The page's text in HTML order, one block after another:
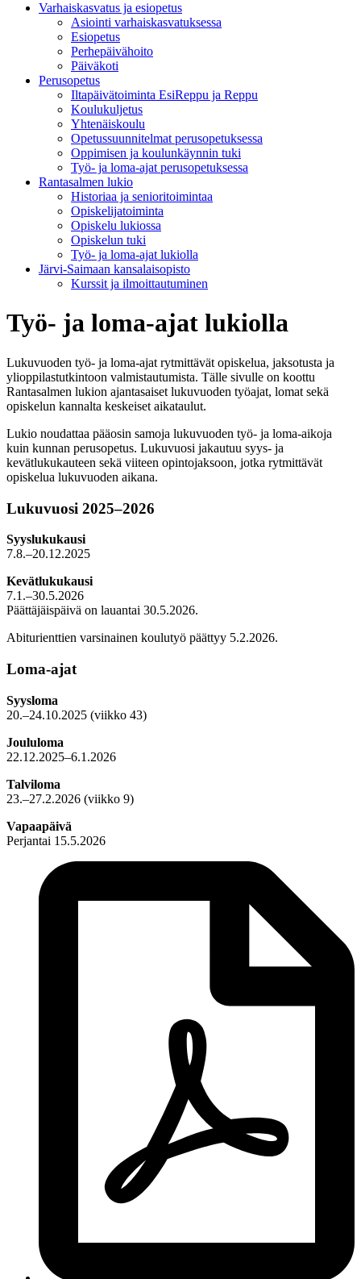
Varhaiskasvatus ja esiopetus
Asiointi varhaiskasvatuksessa
Esiopetus
Perhepäivähoito
Päiväkoti
Perusopetus
Iltapäivätoiminta EsiReppu ja Reppu
Koulukuljetus
Yhtenäiskoulu
Opetussuunnitelmat perusopetuksessa
Oppimisen ja koulunkäynnin tuki
Työ- ja loma-ajat perusopetuksessa
Rantasalmen lukio
Historiaa ja senioritoimintaa
Opiskelijatoiminta
Opiskelu lukiossa
Opiskelun tuki
Työ- ja loma-ajat lukiolla
Järvi-Saimaan kansalaisopisto
Kurssit ja ilmoittautuminen
Työ- ja loma-ajat lukiolla
Lukuvuoden työ- ja loma-ajat rytmittävät opiskelua, jaksotusta ja
ylioppilastutkintoon valmistautumista. Tälle sivulle on koottu
Rantasalmen lukion ajantasaiset lukuvuoden työajat, lomat sekä
opiskelun kannalta keskeiset aikataulut.
Lukio noudattaa pääosin samoja lukuvuoden työ- ja loma-aikoja
kuin kunnan perusopetus. Lukuvuosi jakautuu syys- ja
kevätlukukauteen sekä viiteen opintojaksoon, jotka rytmittävät
opiskelua lukuvuoden aikana.
Lukuvuosi 2025–2026
Syyslukukausi
7.8.–20.12.2025
Kevätlukukausi
7.1.–30.5.2026
Päättäjäispäivä on lauantai 30.5.2026.
Abiturienttien varsinainen koulutyö päättyy 5.2.2026.
Loma-ajat
Syysloma
20.–24.10.2025 (viikko 43)
Joululoma
22.12.2025–6.1.2026
Talviloma
23.–27.2.2026 (viikko 9)
Vapaapäivä
Perjantai 15.5.2026